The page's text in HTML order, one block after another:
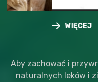
Aby zachować i
naturalnych leków i